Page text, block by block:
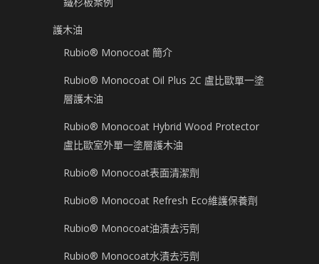
護木油
Rubio® Monocoat 簡介
Rubio® Monocoat Oil Plus 2C 盧比歐單一塗
層護木油
Rubio® Monocoat Hybrid Wood Protector
盧比歐室外單一塗層護木油
Rubio® Monocoat表面清潔劑
Rubio® Monocoat Refresh Eco維護保養劑
Rubio® Monocoat油漬去污劑
Rubio® Monocoat水漬去污劑